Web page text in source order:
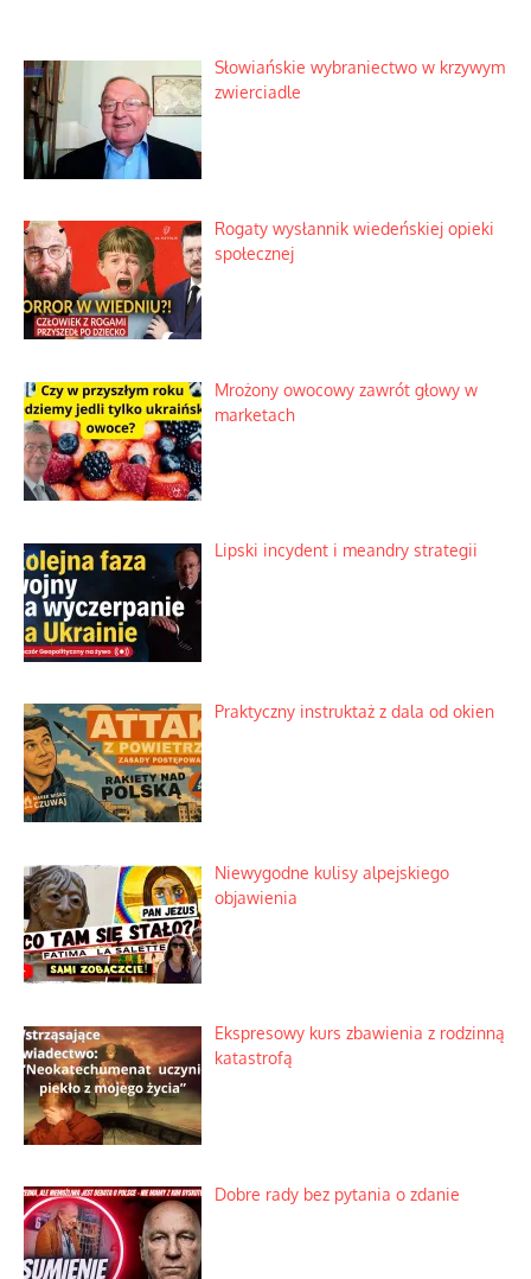
Słowiańskie wybraniectwo w krzywym
zwierciadle
Rogaty wysłannik wiedeńskiej opieki
społecznej
Mrożony owocowy zawrót głowy w
marketach
Lipski incydent i meandry strategii
Praktyczny instruktaż z dala od okien
Niewygodne kulisy alpejskiego
objawienia
Ekspresowy kurs zbawienia z rodzinną
katastrofą
Dobre rady bez pytania o zdanie